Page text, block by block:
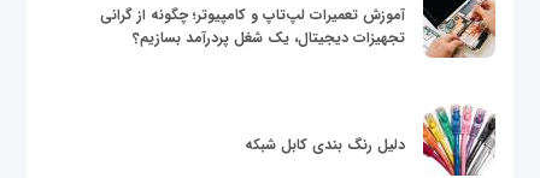
آموزش تعمیرات لپ‌تاپ و کامپیوتر؛ چگونه از گرانی
تجهیزات دیجیتال، یک شغل پردرآمد بسازیم؟
دلیل رنگ بندی کابل شبکه